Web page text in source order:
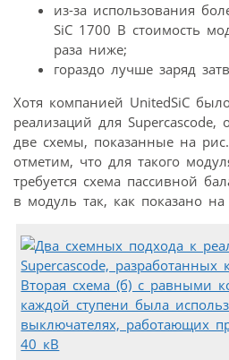
из-за использования
SiC 1700 В стоимость
раза ниже;
гораздо лучше заряд
Хотя компанией UnitedSiC
реализаций для
две схемы, показанные на
отметим, что для такого
требуется схема пассивной
в модуль так, как показано